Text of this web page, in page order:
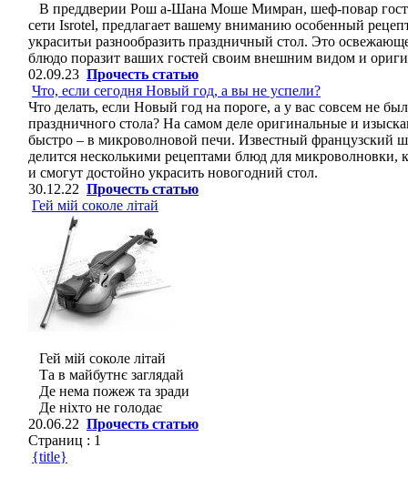
В преддверии Рош а-Шана Моше Мимран, шеф-повар
сети Isrotel, предлагает вашему вниманию особенный
украситьи разнообразить праздничный стол. Это
блюдо поразит ваших гостей своим внешним видом и
02.09.23 Прочесть статью
Что, если сегодня Новый год, а вы не успели?
Что делать, если Новый год на пороге, а у вас совсем не
праздничного стола? На самом деле оригинальные и
быстро – в микроволновой печи. Известный
делится несколькими рецептами блюд для микроволновки,
и смогут достойно украсить новогодний стол.
30.12.22 Прочесть статью
Гей мій соколе літай
Гей мій соколе літай
Та в майбутнє заглядай
Де нема пожеж та зради
Де ніхто не голодає
20.06.22 Прочесть статью
Страниц : 1
{title}